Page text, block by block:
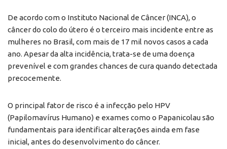
De acordo com o Instituto Nacional de Câncer (INCA), o
câncer do colo do útero é o terceiro mais incidente entre as
mulheres no Brasil, com mais de 17 mil novos casos a cada
ano. Apesar da alta incidência, trata-se de uma doença
prevenível e com grandes chances de cura quando detectada
precocemente.
O principal fator de risco é a infecção pelo HPV
(Papilomavírus Humano) e exames como o Papanicolau são
fundamentais para identificar alterações ainda em fase
inicial, antes do desenvolvimento do câncer.